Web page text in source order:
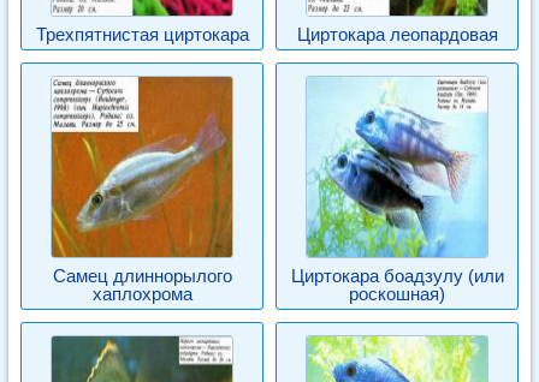
Трехпятнистая циртокара Циртокара леопардовая
Самец длиннорылого
хаплохрома
Циртокара боадзулу (или
роскошная)